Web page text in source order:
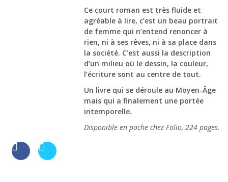
Ce court roman est très fluide et
agréable à lire, c’est un beau portrait
de femme qui n’entend renoncer à
rien, ni à ses rêves, ni à sa place dans
la société. C’est aussi la description
d’un milieu où le dessin, la couleur,
l’écriture sont au centre de tout.
Un livre qui se déroule au Moyen-Âge
mais qui a finalement une portée
intemporelle.
Disponible en poche chez Folio, 224 pages.